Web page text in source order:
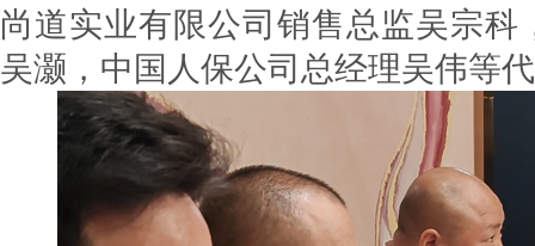
尚道实业有限公司销售总监吴宗科
吴灏，中国人保公司总经理吴伟等